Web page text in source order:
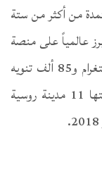
من أكثر من ستة
عالمياً على منصة
فيسبوك وأكثر من ربع مليون منشور على إنستغرام و85 ألف تنويه
على تويتر أتى على ذكر البطولة التي استضافتها 11 مدينة روسية